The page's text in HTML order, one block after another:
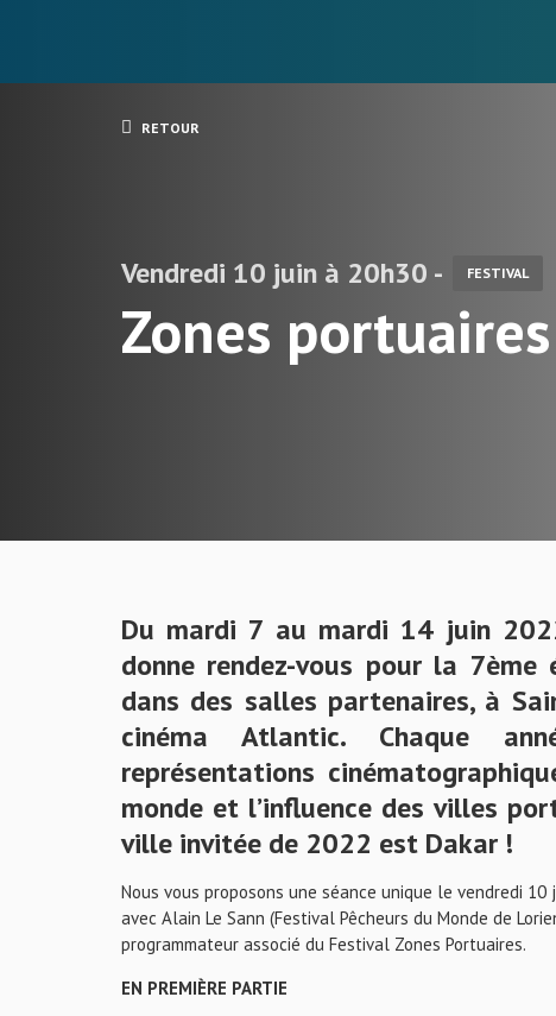
RETOUR
Vendredi 10 juin à 20h30 - FESTIVAL
Zones portuaires
Du mardi 7 au mardi 14 juin
donne rendez-vous pour la
dans des salles partenaires, à
cinéma Atlantic. Chaque
représentations
monde et l’influence des villes
ville invitée de 2022 est Dakar !
Nous vous proposons une séance unique le vendredi
avec Alain Le Sann (Festival Pêcheurs du Monde de
programmateur associé du Festival Zones Portuaires.
EN PREMIÈRE PARTIE